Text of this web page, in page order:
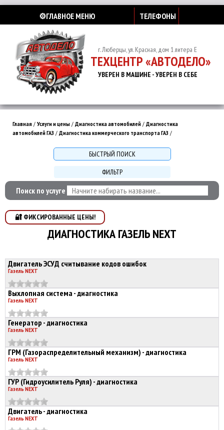
⚙️ГЛАВНОЕ МЕНЮ ТЕЛЕФОНЫ
г. Люберцы, ул. Красная, дом 1 литера Е
ТЕХЦЕНТР «АВТОДЕЛО»
УВЕРЕН В МАШИНЕ - УВЕРЕН В СЕБЕ
Главная / Услуги и цены / Диагностика автомобилей / Диагностика
автомобилей ГАЗ / Диагностика коммерческого транспорта ГАЗ /
БЫСТРЫЙ ПОИСК
ФИЛЬТР
Поиск по услуге
🔐 ФИКСИРОВАННЫЕ ЦЕНЫ!
ДИАГНОСТИКА ГАЗЕЛЬ NEXT
Двигатель ЭСУД считывание кодов ошибок
Газель NEXT
Выхлопная система - диагностика
Газель NEXT
Генератор - диагностика
Газель NEXT
ГРМ (Газораспределительный механизм) - диагностика
Газель NEXT
ГУР (Гидроусилитель Руля) - диагностика
Газель NEXT
Двигатель - диагностика
Газель NEXT